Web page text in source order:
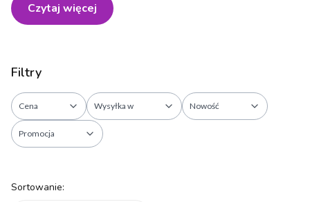
Czytaj więcej
Filtry
Cena Wysyłka w Nowość
Promocja
Lista produktów
Sortowanie: